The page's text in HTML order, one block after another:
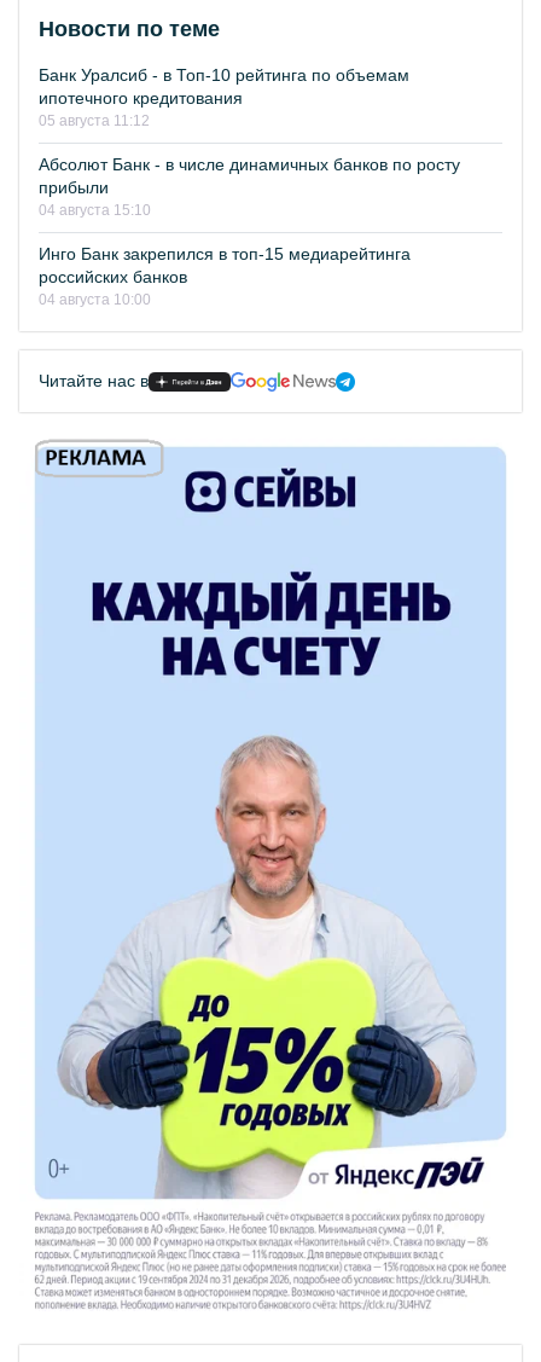
Новости по теме
Банк Уралсиб - в Топ-10 рейтинга по объемам
ипотечного кредитования
05 августа 11:12
Абсолют Банк - в числе динамичных банков по росту
прибыли
04 августа 15:10
Инго Банк закрепился в топ-15 медиарейтинга
российских банков
04 августа 10:00
Читайте нас в